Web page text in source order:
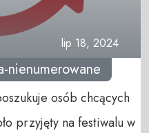
lip 18, 2024
nienumerowane
osób chcących
przyjęty na festiwalu w